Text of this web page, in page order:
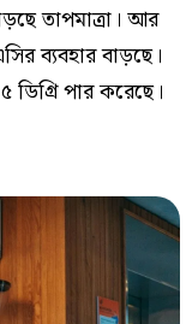
তাপমাত্রা। আর
ব্যবহার বাড়ছে।
ডিগ্রি পার করেছে।